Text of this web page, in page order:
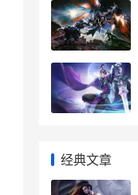
经典文章